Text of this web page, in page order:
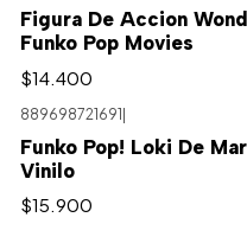
Figura De Accion
Funko Pop Movies
$14.400
889698721691|
Funko Pop! Loki De
Vinilo
$15.900